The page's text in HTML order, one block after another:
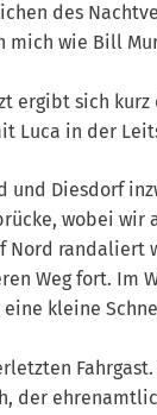
des
mich wie Bill
ergibt sich
Luca in der
Diesdorf
wobei wir
Nord randaliert
Weg fort. Im
kleine
der